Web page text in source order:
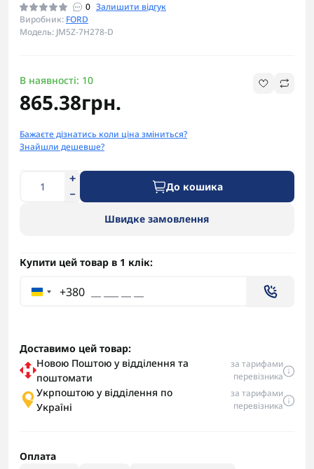
0 Залишити відгук
Виробник: FORD
Модель: JM5Z-7H278-D
В наявності: 10
865.38грн.
Бажаєте дізнатись коли ціна зміниться?
Знайшли дешевше?
До кошика
Швидке замовлення
Купити цей товар в 1 клік:
+380
Доставимо цей товар:
Новою Поштою у відділення та
поштомати
за тарифами
перевізника
Укрпоштою у відділення по
Україні
за тарифами
перевізника
Оплата